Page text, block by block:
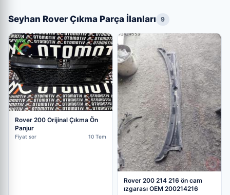
Seyhan Rover Çıkma Parça İlanları 9
Rover 200 Orijinal Çıkma Ön
Panjur
Fiyat sor 10 Tem
Rover 200 214 216 ön cam
ızgarası OEM 200214216